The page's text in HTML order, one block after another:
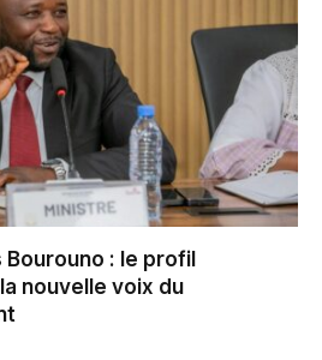
Bourouno : le profil
nouvelle voix du